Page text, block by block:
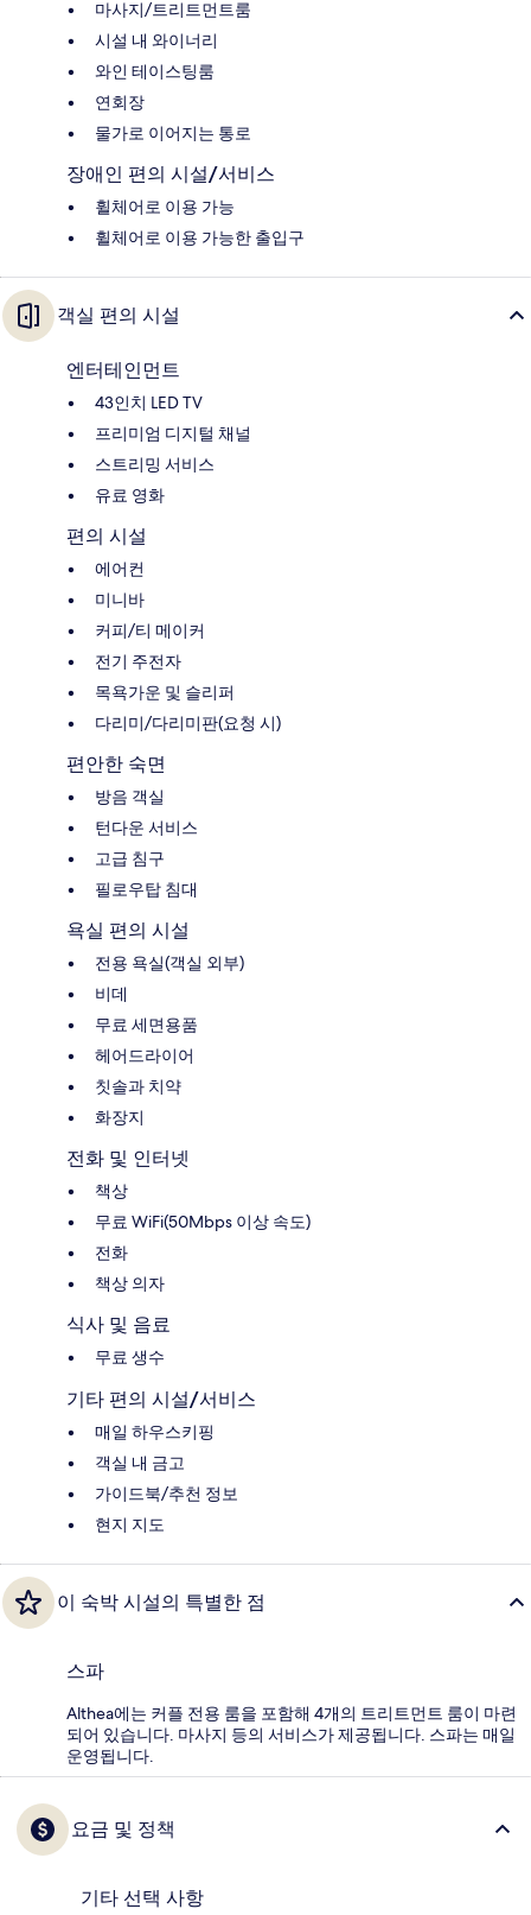
마사지/트리트먼트룸
시설 내 와이너리
와인 테이스팅룸
연회장
물가로 이어지는 통로
장애인 편의 시설/서비스
휠체어로 이용 가능
휠체어로 이용 가능한 출입구
객실 편의 시설
엔터테인먼트
43인치 LED TV
프리미엄 디지털 채널
스트리밍 서비스
유료 영화
편의 시설
에어컨
미니바
커피/티 메이커
전기 주전자
목욕가운 및 슬리퍼
다리미/다리미판(요청 시)
편안한 숙면
방음 객실
턴다운 서비스
고급 침구
필로우탑 침대
욕실 편의 시설
전용 욕실(객실 외부)
비데
무료 세면용품
헤어드라이어
칫솔과 치약
화장지
전화 및 인터넷
책상
무료 WiFi(50Mbps 이상 속도)
전화
책상 의자
식사 및 음료
무료 생수
기타 편의 시설/서비스
매일 하우스키핑
객실 내 금고
가이드북/추천 정보
현지 지도
이 숙박 시설의 특별한 점
스파
Althea에는 커플 전용 룸을 포함해 4개의 트리트먼트 룸이 마련
되어 있습니다. 마사지 등의 서비스가 제공됩니다. 스파는 매일
운영됩니다.
요금 및 정책
기타 선택 사항